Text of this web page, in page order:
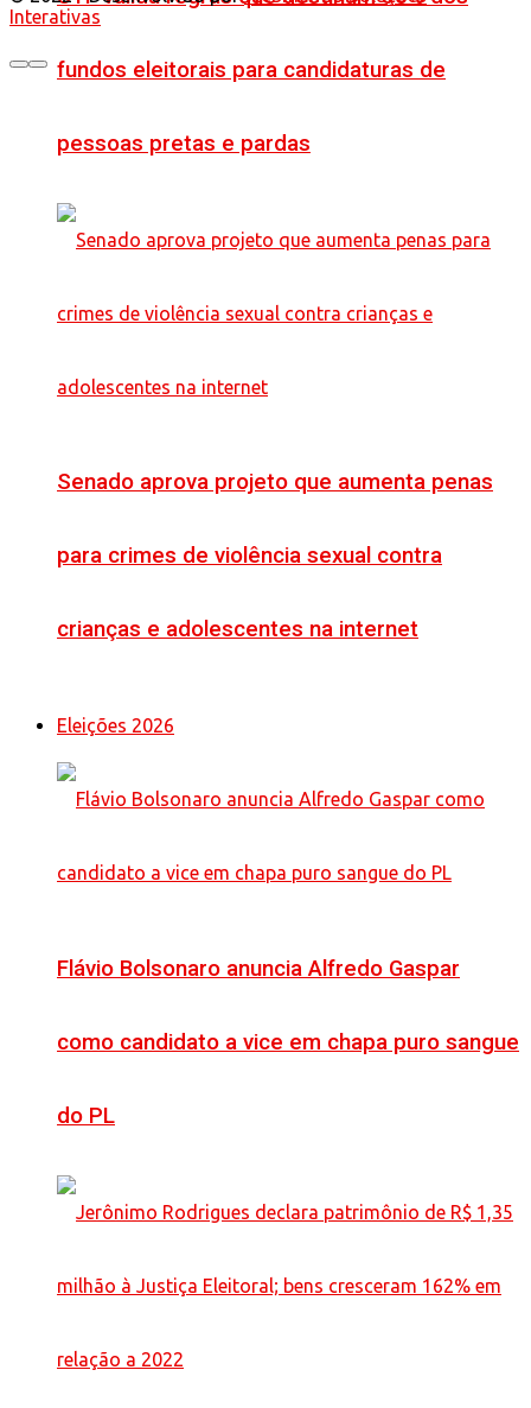
fundos eleitorais para candidaturas de
pessoas pretas e pardas
Senado aprova projeto que aumenta penas
para crimes de violência sexual contra
crianças e adolescentes na internet
Eleições 2026
Flávio Bolsonaro anuncia Alfredo Gaspar
como candidato a vice em chapa puro sangue
do PL
Interativas